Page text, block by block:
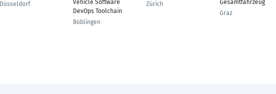
Düsseldorf
Vehicle Software
DevOps Toolchain
Böblingen
Zürich
Gesamtfahrzeug
Graz